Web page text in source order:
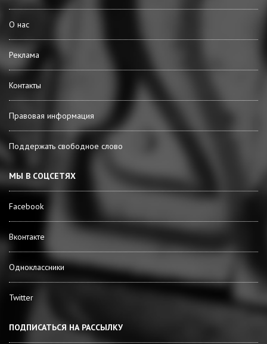
О нас
Реклама
Контакты
Правовая информация
Поддержать свободное слово
МЫ В СОЦСЕТЯХ
Facebook
Вконтакте
Одноклассники
Twitter
ПОДПИСАТЬСЯ НА РАССЫЛКУ